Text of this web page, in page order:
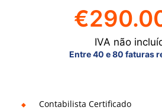
€
IVA não
Entre 40 e 80 faturas
Contabilista Certificado